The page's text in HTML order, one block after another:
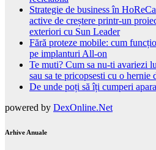
Strategie de business în
active de creștere printr-un
exteriori cu Sun Leader
Fără proteze mobile: cum
pe implanturi All-on
Te muti? Cum sa nu-ti avariezi
sau sa te pricopsesti cu o hernie
De unde poți să îți cumperi
powered by DexOnline.Net
Arhive Anuale